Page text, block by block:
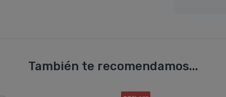
También te recomendamos...